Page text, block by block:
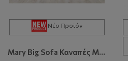
Νέο Προϊόν
Mary Big Sofa Καναπές Με Αποθηκευτικό Χώρο